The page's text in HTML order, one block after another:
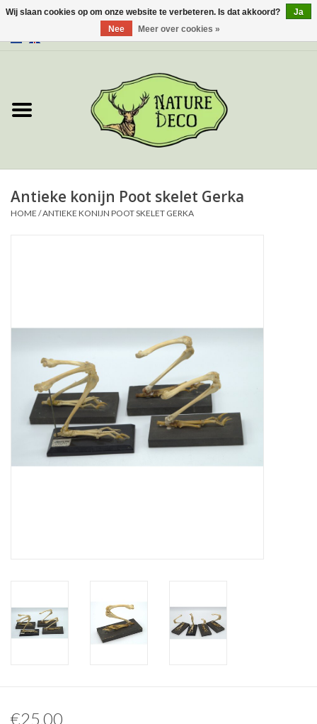
Over ons
Nieuw
Lijsten & Stolpen
Schedels & skeletten
Huiden & vachten
Hoorns & Geweien
Antieke konijn Poot skelet Gerka
HOME /ANTIEKE KONIJN POOT SKELET GERKA
€25,00
Wij slaan cookies op om onze website te verbeteren. Is dat akkoord?
Ja
Nee
Meer over cookies »